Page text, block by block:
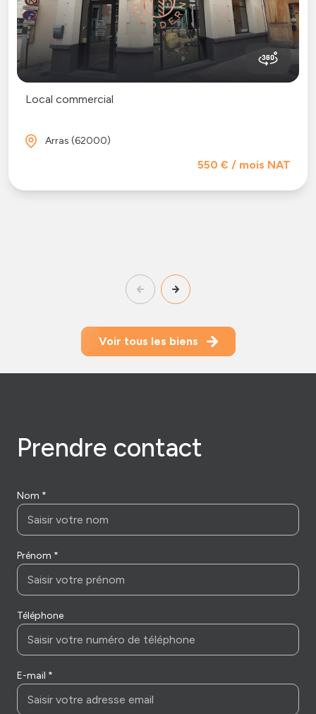
Local commercial
Arras (62000)
550 € / mois NAT
Voir tous les biens
prendre contact
Nom *
Prénom *
Téléphone
E-mail *